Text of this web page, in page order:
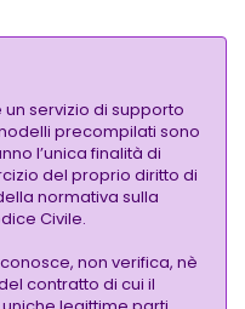
servizio di supporto
precompilati sono
l’unica finalità di
del proprio diritto di
normativa sulla
Civile.
non verifica, nè
contratto di cui il